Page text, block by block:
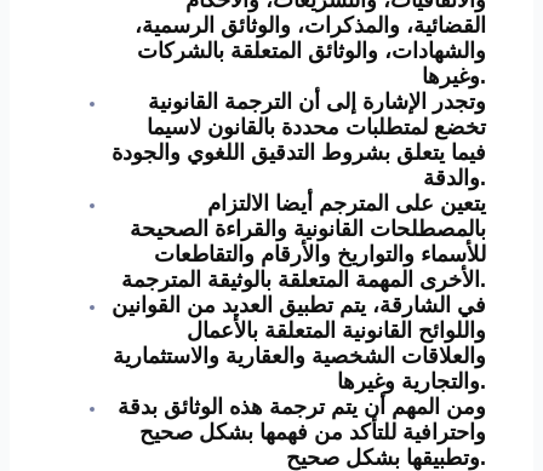
القضائية، والمذكرات، والوثائق الرسمية،
والشهادات، والوثائق المتعلقة بالشركات
وغيرها.
وتجدر الإشارة إلى أن الترجمة القانونية
تخضع لمتطلبات محددة بالقانون لاسيما
فيما يتعلق بشروط التدقيق اللغوي والجودة
والدقة.
يتعين على المترجم أيضا الالتزام
بالمصطلحات القانونية والقراءة الصحيحة
للأسماء والتواريخ والأرقام والتقاطعات
الأخرى المهمة المتعلقة بالوثيقة المترجمة.
في الشارقة، يتم تطبيق العديد من القوانين
واللوائح القانونية المتعلقة بالأعمال
والعلاقات الشخصية والعقارية والاستثمارية
والتجارية وغيرها.
ومن المهم أن يتم ترجمة هذه الوثائق بدقة
واحترافية للتأكد من فهمها بشكل صحيح
وتطبيقها بشكل صحيح.